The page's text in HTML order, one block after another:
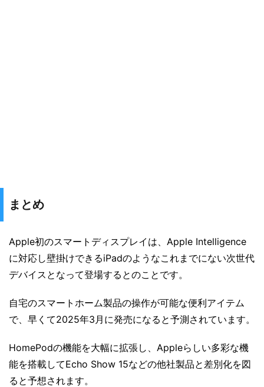
まとめ
Apple初のスマートディスプレイは、Apple Intelligence
に対応し壁掛けできるiPadのようなこれまでにない次世代
デバイスとなって登場するとのことです。
自宅のスマートホーム製品の操作が可能な便利アイテム
で、早くて2025年3月に発売になると予測されています。
HomePodの機能を大幅に拡張し、Appleらしい多彩な機
能を搭載してEcho Show 15などの他社製品と差別化を図
ると予想されます。